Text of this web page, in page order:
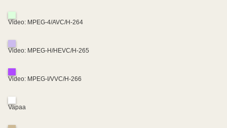
Video: MPEG-4/AVC/H-264
Video: MPEG-H/HEVC/H-265
Video: MPEG-I/VVC/H-266
Vapaa